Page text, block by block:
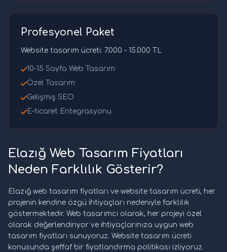
Profesyonel Paket
Website tasarım ücreti: 7.000 - 15.000 TL
10-15 Sayfa Web Tasarım
Özel Tasarım
Gelişmiş SEO
E-ticaret Entegrasyonu
Elazığ Web Tasarım Fiyatları
Neden Farklılık Gösterir?
Elazığ web tasarım fiyatları ve website tasarım ücreti, her
projenin kendine özgü ihtiyaçları nedeniyle farklılık
göstermektedir. Web tasarımcı olarak, her projeyi özel
olarak değerlendiriyor ve ihtiyaçlarınıza uygun web
tasarım fiyatları sunuyoruz. Website tasarım ücreti
konusunda şeffaf bir fiyatlandırma politikası izliyoruz.